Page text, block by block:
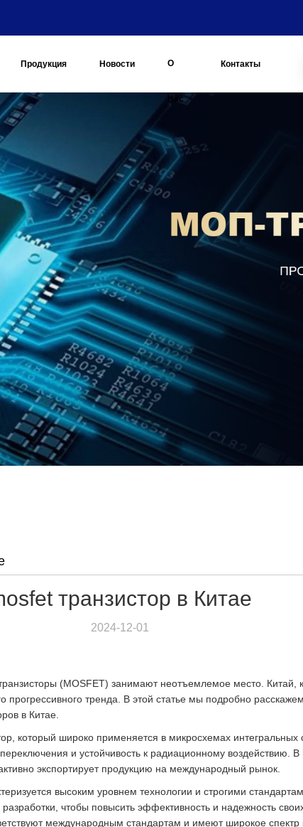
Продукция Новости О
Нас
Контакты
транзистор в Китае
2024-12-01
(MOSFET) занимают неотъемлемое место. Китай,
прогрессивного тренда. В этой статье мы подробно
в Китае.
который широко применяется в микросхемах
и устойчивость к радиационному воздействию.
экспортирует продукцию на международный рынок.
высоким уровнем технологии и строгими
чтобы повысить эффективность и надежность
международным стандартам и имеют широкое спектр